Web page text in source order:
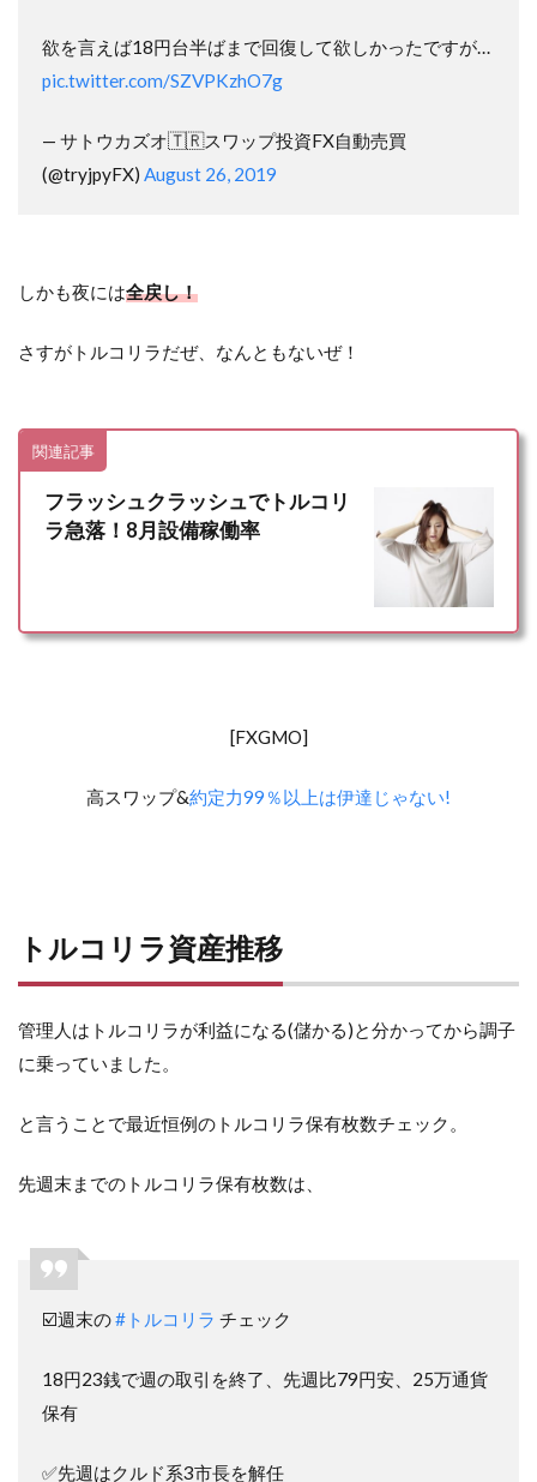
欲を言えば18円台半ばまで回復して欲しかったですが…
pic.twitter.com/SZVPKzhO7g
— サトウカズオ🇹🇷スワップ投資FX自動売買
(@tryjpyFX) August 26, 2019
しかも夜には全戻し！
さすがトルコリラだぜ、なんともないぜ！
関連記事
フラッシュクラッシュでトルコリ
ラ急落！8月設備稼働率
[FXGMO]
高スワップ&約定力99％以上は伊達じゃない!
トルコリラ資産推移
管理人はトルコリラが利益になる(儲かる)と分かってから調子
に乗っていました。
と言うことで最近恒例のトルコリラ保有枚数チェック。
先週末までのトルコリラ保有枚数は、
☑️週末の#トルコリラ チェック
18円23銭で週の取引を終了、先週比79円安、25万通貨
保有
✅先週はクルド系3市長を解任